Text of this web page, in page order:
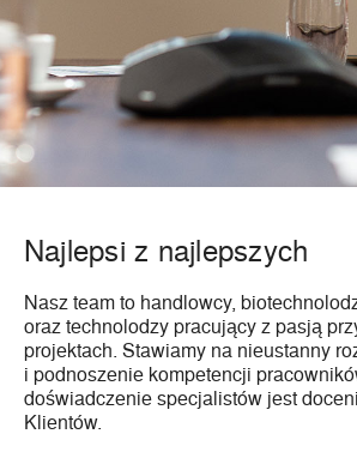
Najlepsi z najlepszych
Nasz team to handlowcy,
oraz technolodzy pracujący z pasją
projektach. Stawiamy na nieustanny
i podnoszenie kompetencji
doświadczenie specjalistów jest
Klientów.